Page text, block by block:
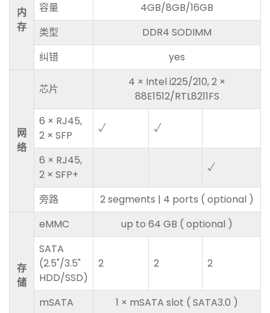
内
存
容量
4GB/8GB/16GB
类型
DDR4 SODIMM
纠错
yes
网
络
芯片
4 × Intel i225/210, 2 ×
88E1512/RTL8211FS
6 × RJ45,
2 × SFP
√ √
6 × RJ45,
2 × SFP+
√
旁路 2 segments | 4 ports ( optional )
存
储
eMMC
up to 64 GB ( optional )
SATA
(2.5"/3.5"
HDD/SSD)
2 2 2
mSATA 1 × mSATA slot ( SATA3.0 )